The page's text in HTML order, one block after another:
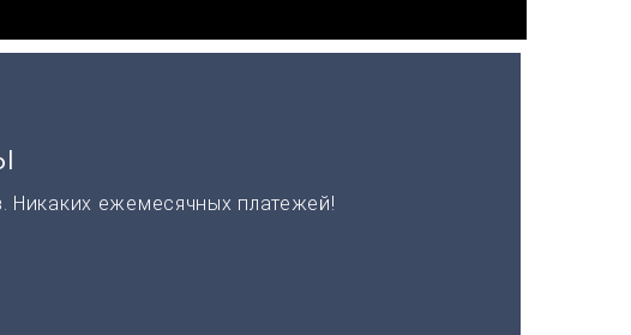
Никаких ежемесячных платежей!